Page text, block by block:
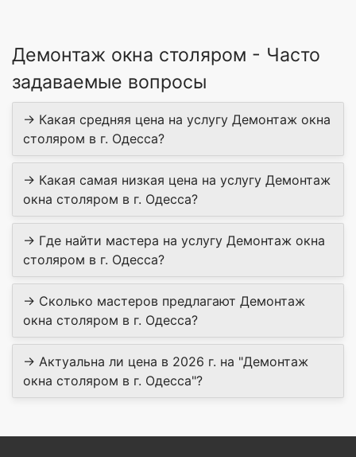
Демонтаж окна столяром - Часто
задаваемые вопросы
→ Какая средняя цена на услугу Демонтаж окна
столяром в г. Одесса?
→ Какая самая низкая цена на услугу Демонтаж
окна столяром в г. Одесса?
→ Где найти мастера на услугу Демонтаж окна
столяром в г. Одесса?
→ Сколько мастеров предлагают Демонтаж
окна столяром в г. Одесса?
→ Актуальна ли цена в 2026 г. на "Демонтаж
окна столяром в г. Одесса"?